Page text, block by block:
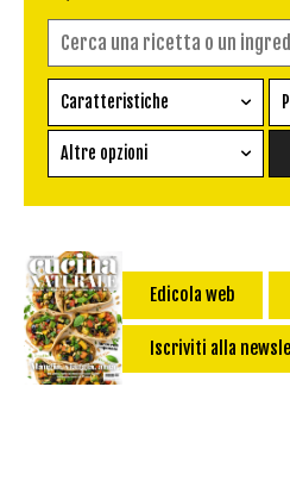
Caratteristiche
Ricetta vegetariana
Senza glutine
senza uova
Vegan
Altre opzioni
Impatto Glicemico:
Calorie max (kcal):
Edicola web
Iscriviti alla